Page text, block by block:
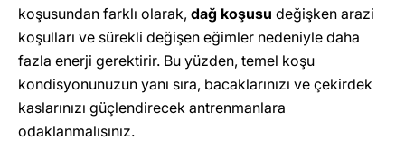
koşusundan farklı olarak, dağ koşusu değişken arazi
koşulları ve sürekli değişen eğimler nedeniyle daha
fazla enerji gerektirir. Bu yüzden, temel koşu
kondisyonunuzun yanı sıra, bacaklarınızı ve çekirdek
kaslarınızı güçlendirecek antrenmanlara
odaklanmalısınız.